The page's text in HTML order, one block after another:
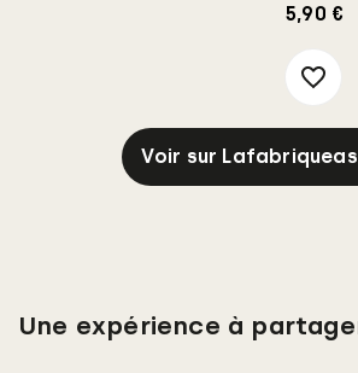
5,90 €
Voir sur
Une expérience à